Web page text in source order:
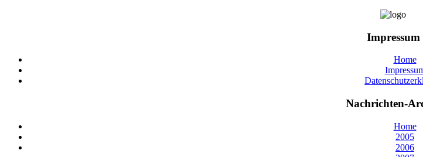
Impressum
Home
Nachrichten-
Home
2005
2006